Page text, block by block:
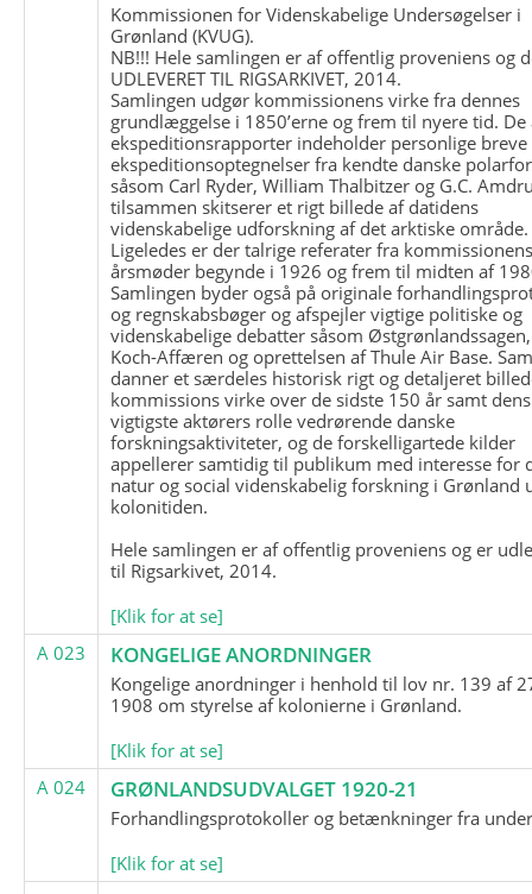
Kommissionen for Videnskabelige Undersøgelser i
Grønland (KVUG).
NB!!! Hele samlingen er af offentlig proveniens og
UDLEVERET TIL RIGSARKIVET, 2014.
Samlingen udgør kommissionens virke fra dennes
grundlæggelse i 1850’erne og frem til nyere tid.
ekspeditionsrapporter indeholder personlige breve
ekspeditionsoptegnelser fra kendte danske
såsom Carl Ryder, William Thalbitzer og G.C.
tilsammen skitserer et rigt billede af datidens
videnskabelige udforskning af det arktiske område.
Ligeledes er der talrige referater fra
årsmøder begynde i 1926 og frem til midten af
Samlingen byder også på originale
og regnskabsbøger og afspejler vigtige politiske og
videnskabelige debatter såsom
Koch-Affæren og oprettelsen af Thule Air Base.
danner et særdeles historisk rigt og detaljeret
kommissions virke over de sidste 150 år samt dens
vigtigste aktørers rolle vedrørende danske
forskningsaktiviteter, og de forskelligartede kilder
appellerer samtidig til publikum med interesse for
natur og social videnskabelig forskning i Grønland
kolonitiden.
Hele samlingen er af offentlig proveniens og er
til Rigsarkivet, 2014.
[Klik for at se]
A 023
KONGELIGE ANORDNINGER
Kongelige anordninger i henhold til lov nr. 139 af
1908 om styrelse af kolonierne i Grønland.
[Klik for at se]
A 024
GRØNLANDSUDVALGET 1920-21
Forhandlingsprotokoller og betænkninger fra
[Klik for at se]